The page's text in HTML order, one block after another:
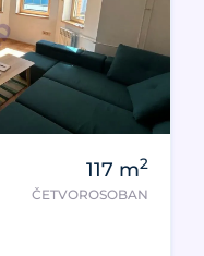
117 m2
ČETVOROSOBAN